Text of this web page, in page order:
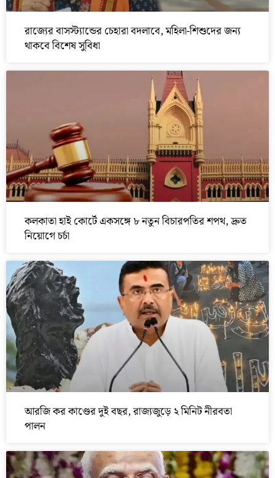
রাজ্যের বাসস্ট্যান্ডের চেহারা বদলাবে, মহিলা-শিশুদের জন্য
থাকবে বিশেষ সুবিধা
কলকাতা হাই কোর্টে একসঙ্গে ৮ নতুন বিচারপতির শপথ, দ্রুত
নিয়োগে চর্চা
আরজি কর কাণ্ডের দুই বছর, রাজ্যজুড়ে ২ মিনিট নীরবতা
পালন